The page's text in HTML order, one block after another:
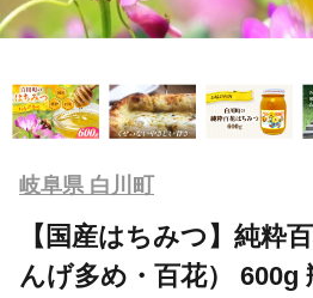
岐阜県 白川町
【国産はちみつ】純粋
んげ多め・百花） 600g